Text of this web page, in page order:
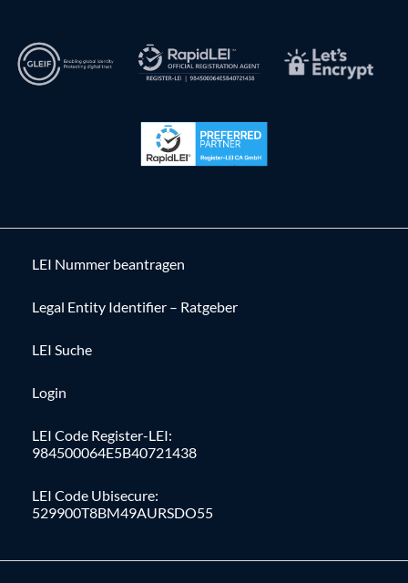
LEI Nummer beantragen
Legal Entity Identifier – Ratgeber
LEI Suche
Login
LEI Code Register-LEI:
984500064E5B40721438
LEI Code Ubisecure:
529900T8BM49AURSDO55